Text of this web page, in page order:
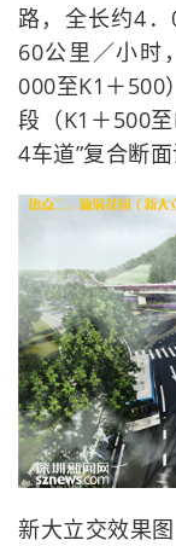
路，全长约4
60公里／小时
000至K1＋500
段（K1＋500
4车道”复合断面
新大立交效果图